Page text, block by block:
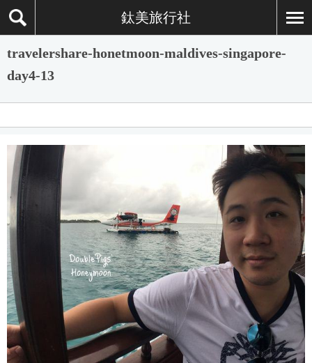
鈦美旅行社
travelershare-honetmoon-maldives-singapore-
day4-13